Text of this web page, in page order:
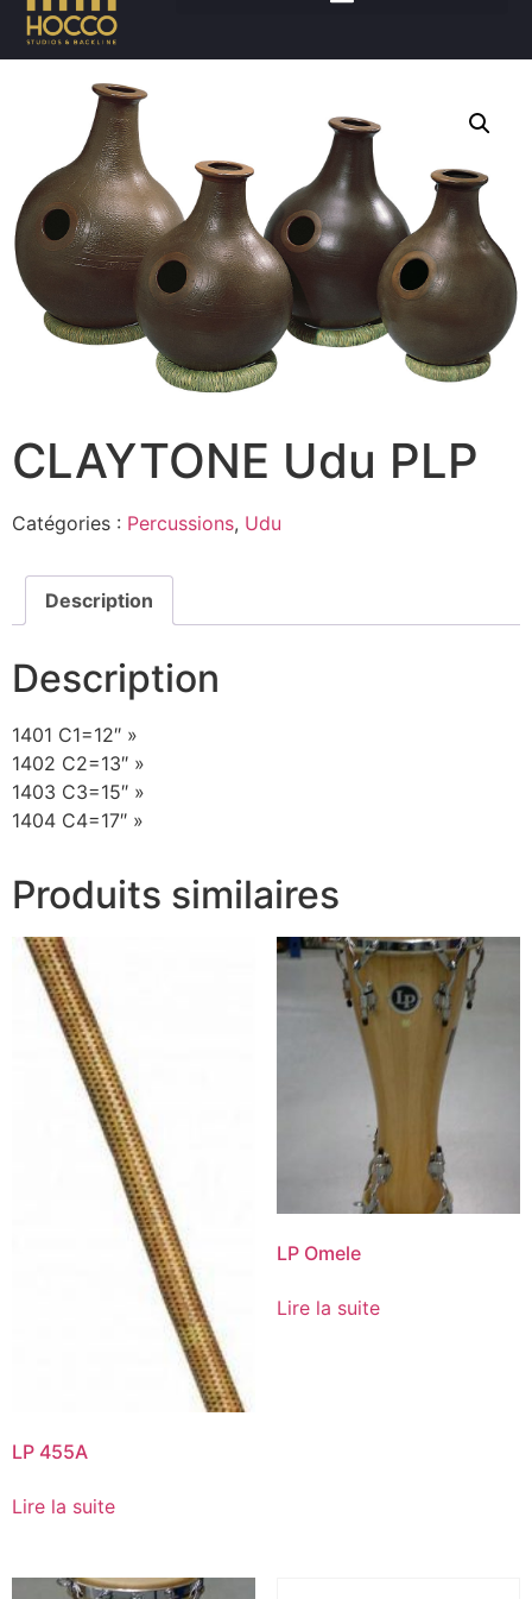
Accueil/Percussions
CLAYTONE Udu PLP
Catégories : Percussions, Udu
Description
Description
1401 C1=12″ »
1402 C2=13″ »
1403 C3=15″ »
1404 C4=17″ »
Produits similaires
LP 455A
Lire la suite
LP Omele
Lire la suite